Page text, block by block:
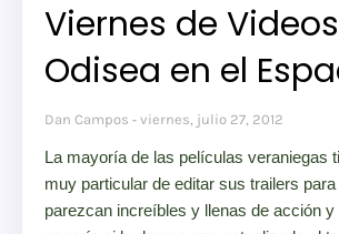
Viernes de
Odisea en el
Dan Campos viernes, julio 27, 2012
La mayoría de las películas veraniegas
muy particular de editar sus trailers
parezcan increíbles y llenas de acción